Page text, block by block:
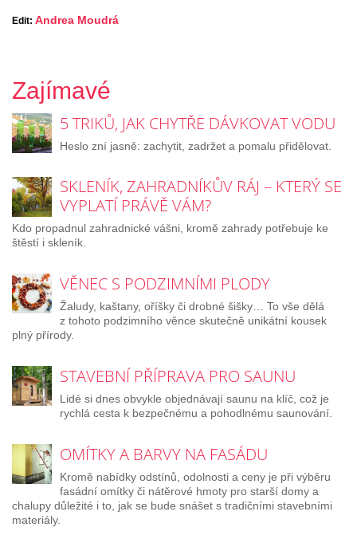
Edit: Andrea Moudrá
Zajímavé
5 TRIKŮ, JAK CHYTŘE DÁVKOVAT VODU
Heslo zní jasně: zachytit, zadržet a pomalu přidělovat.
SKLENÍK, ZAHRADNÍKŮV RÁJ – KTERÝ SE
VYPLATÍ PRÁVĚ VÁM?
Kdo propadnul zahradnické vášni, kromě zahrady potřebuje ke
štěstí i skleník.
VĚNEC S PODZIMNÍMI PLODY
Žaludy, kaštany, oříšky či drobné šišky… To vše dělá
z tohoto podzimního věnce skutečně unikátní kousek
plný přírody.
STAVEBNÍ PŘÍPRAVA PRO SAUNU
Lidé si dnes obvykle objednávají saunu na klíč, což je
rychlá cesta k bezpečnému a pohodlnému saunování.
OMÍTKY A BARVY NA FASÁDU
Kromě nabídky odstínů, odolnosti a ceny je při výběru
fasádní omítky či nátěrové hmoty pro starší domy a
chalupy důležité i to, jak se bude snášet s tradičními stavebními
materiály.